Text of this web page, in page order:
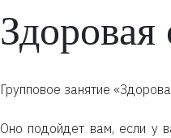
Здоровая
Групповое занятие
Оно подойдет вам, если у